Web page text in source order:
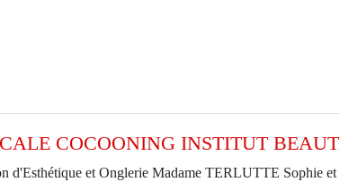
COCOONING INSTITUT
d'Esthétique et Onglerie Madame TERLUTTE Sophie